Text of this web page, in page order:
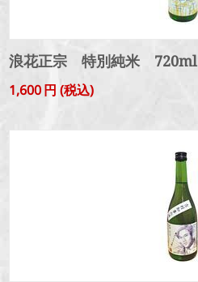
浪花正宗 特別純米 720ml
1,600円 (税込)